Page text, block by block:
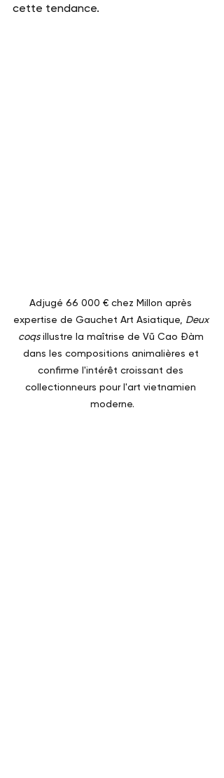
cette tendance.
Adjugé 66 000 € chez Millon après
expertise de Gauchet Art Asiatique, Deux
coqs illustre la maîtrise de Vũ Cao Đàm
dans les compositions animalières et
confirme l'intérêt croissant des
collectionneurs pour l'art vietnamien
moderne.